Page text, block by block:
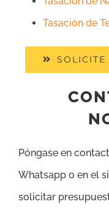
Tasación de
SOLICITE
Póngase en
Whatsapp o en el
solicitar